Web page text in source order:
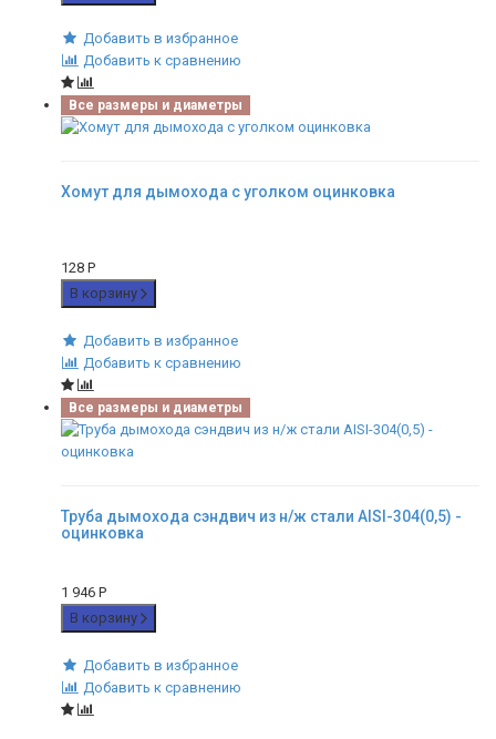
Добавить в избранное
Добавить к сравнению
Все размеры и диаметры
Хомут для дымохода с уголком оцинковка
128 Р
В корзину
Добавить в избранное
Добавить к сравнению
Все размеры и диаметры
Труба дымохода сэндвич из н/ж стали AISI-304(0,5) -
оцинковка
1 946 Р
В корзину
Добавить в избранное
Добавить к сравнению